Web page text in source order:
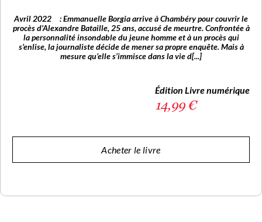
Avril 2022 : Emmanuelle Borgia arrive à Chambéry pour couvrir le
procès d’Alexandre Bataille, 25 ans, accusé de meurtre. Confrontée à
la personnalité insondable du jeune homme et à un procès qui
s’enlise, la journaliste décide de mener sa propre enquête. Mais à
mesure qu’elle s’immisce dans la vie d[...]
Édition Livre numérique
14,99 €
Acheter le livre